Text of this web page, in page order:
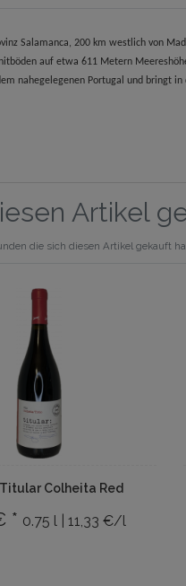
Salamanca, 200 km westlich von
auf etwa 611 Metern
nahegelegenen Portugal und bringt
Artikel
die sich diesen Artikel gekauft
Colheita Red
* 0.75 l | 11,33 €/l